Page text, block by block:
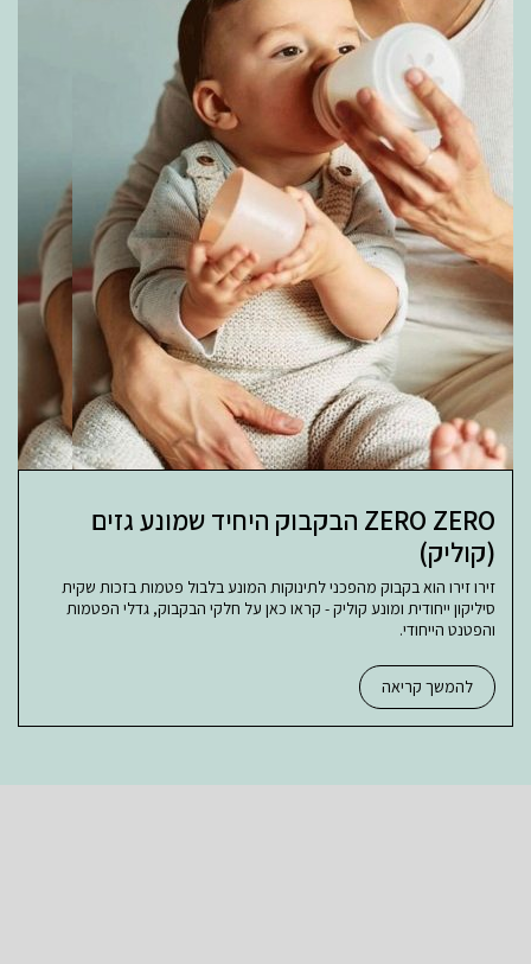
ZERO ZERO הבקבוק היחיד שמונע גזים
(קוליק)
זירו זירו הוא בקבוק מהפכני לתינוקות המונע בלבול פטמות בזכות שקית
סיליקון ייחודית ומונע קוליק - קראו כאן על חלקי הבקבוק, גדלי הפטמות
והפטנט הייחודי.
להמשך קריאה